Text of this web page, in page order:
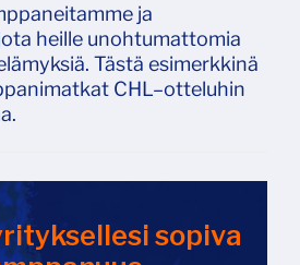
ja
heille unohtumattomia
Tästä esimerkkinä
CHL–otteluhin